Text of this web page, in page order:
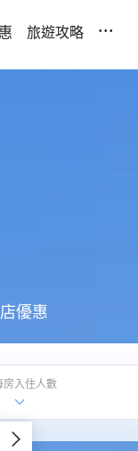
旅遊攻略 ...
優惠
房入住人數